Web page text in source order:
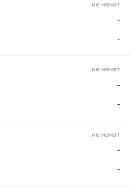
не начат
-
-
не начат
-
-
не начат
-
-